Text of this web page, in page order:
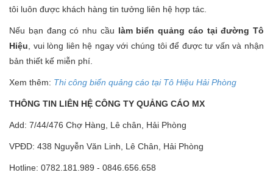
tôi luôn được khách hàng tin tưởng liên hệ hợp tác.
Nếu bạn đang có nhu cầu làm biển quảng cáo tại đường Tô
Hiệu, vui lòng liên hệ ngay với chúng tôi để được tư vấn và nhận
bản thiết kế miễn phí.
Xem thêm: Thi công biển quảng cáo tại Tô Hiệu Hải Phòng
THÔNG TIN LIÊN HỆ CÔNG TY QUẢNG CÁO MX
Add: 7/44/476 Chợ Hàng, Lê chân, Hải Phòng
VPĐD: 438 Nguyễn Văn Linh, Lê Chân, Hải Phòng
Hotline: 0782.181.989 - 0846.656.658